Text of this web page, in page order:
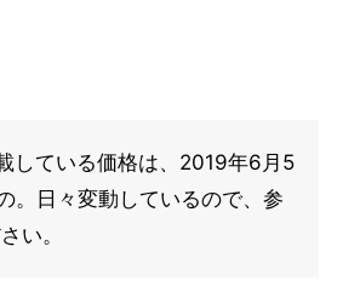
している価格は、2019年6月5
。日々変動しているので、参
い。